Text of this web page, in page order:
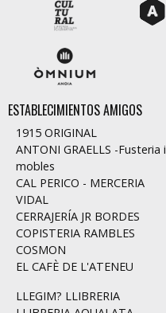
ESTABLECIMIENTOS AMIGOS
1915 ORIGINAL
ANTONI GRAELLS -Fusteria i
mobles
CAL PERICO - MERCERIA
VIDAL
CERRAJERÍA JR BORDES
COPISTERIA RAMBLES
COSMON
EL CAFÈ DE L'ATENEU
LLEGIM? LLIBRERIA